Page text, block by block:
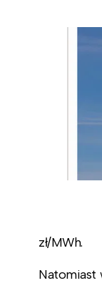
zł/MWh.
Natomiast